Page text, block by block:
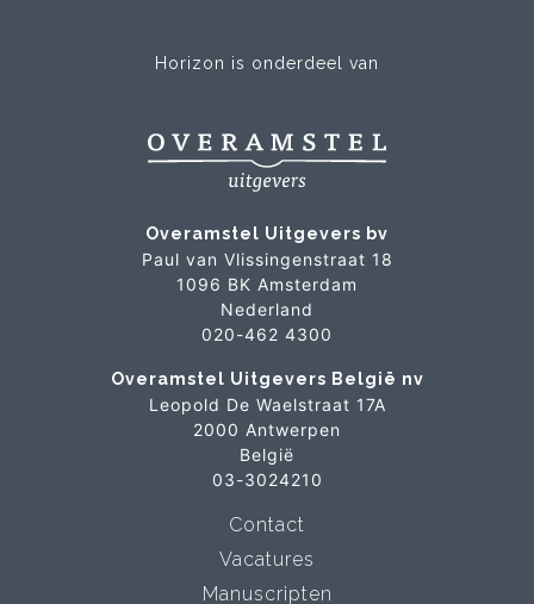
Horizon is onderdeel van
Overamstel Uitgevers bv
Paul van Vlissingenstraat 18
1096 BK Amsterdam
Nederland
020-462 4300
Overamstel Uitgevers België nv
Leopold De Waelstraat 17A
2000 Antwerpen
België
03-3024210
Contact
Vacatures
Manuscripten